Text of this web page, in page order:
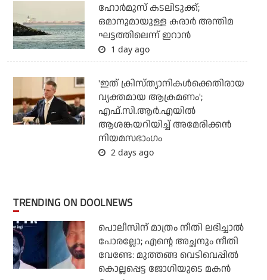
ഹോര്‍മുസ് കടലിടുക്ക്;
ഒമാനുമായുള്ള കരാര്‍ അന്തിമ
ഘട്ടത്തിലെന്ന് ഇറാന്‍
1 day ago
'ഇത് ക്രിസ്ത്യാനികള്‍ക്കെതിരായ
വ്യക്തമായ ആക്രമണം';
എഫ്.സി.ആര്‍.എയില്‍
ആശങ്കയറിയിച്ച് അമേരിക്കന്‍
നിയമസഭാംഗം
2 days ago
TRENDING ON DOOLNEWS
പൊലീസിന് മാത്രം നീതി ലഭിച്ചാല്‍
പോരല്ലോ; എന്റെ അച്ഛനും നീതി
വേണ്ടേ: മുത്തങ്ങ വെടിവെപ്പില്‍
കൊല്ലപ്പെട്ട ജോഗിയുടെ മകന്‍